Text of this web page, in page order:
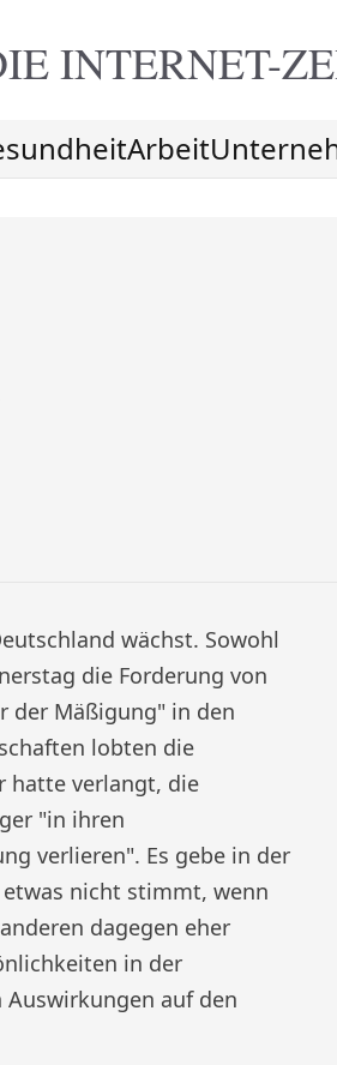
INTERNET-
Arbeit
wächst. Sowohl
die Forderung von
der Mäßigung" in den
lobten die
hatte verlangt, die
"in ihren
verlieren". Es gebe in der
etwas nicht stimmt, wenn
dagegen eher
in der
auf den